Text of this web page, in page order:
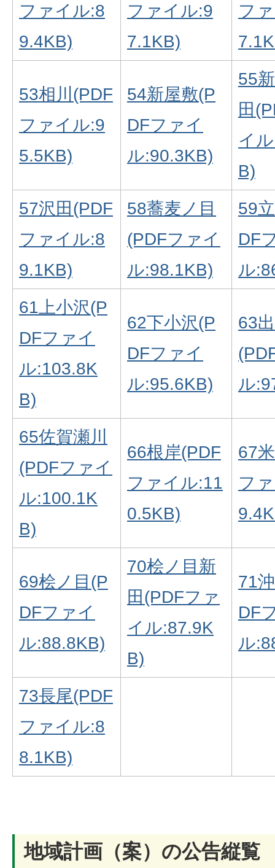
ファイル:8
9.4KB)
ファイル:9
7.1KB)
フ
53相川(PDF
ファイル:9
5.5KB)
54新屋敷(P
DFファイ
ル:90.3KB)
55
田
イ
B)
57沢田(PDF
ファイル:8
9.1KB)
58蕎麦ノ目
(PDFファイ
ル:98.1KB)
59
DF
ル
61上小沢(P
DFファイ
ル:103.8K
B)
62下小沢(P
DFファイ
ル:95.6KB)
63
ル
65佐賀瀬川
(PDFファイ
ル:100.1K
B)
66根岸(PDF
ファイル:11
0.5KB)
67
フ
69桧ノ目(P
DFファイ
ル:88.8KB)
70桧ノ目新
田(PDFファ
イル:87.9K
B)
71
DF
ル
73長尾(PDF
ファイル:8
8.1KB)
地域計画（案）の公告縦覧